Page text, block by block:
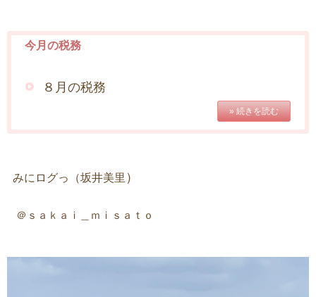
今月の税務
８月の税務
» 続きを読む
みにログっ（坂井美里 ）
＠ｓａｋａｉ＿ｍｉｓａｔｏ